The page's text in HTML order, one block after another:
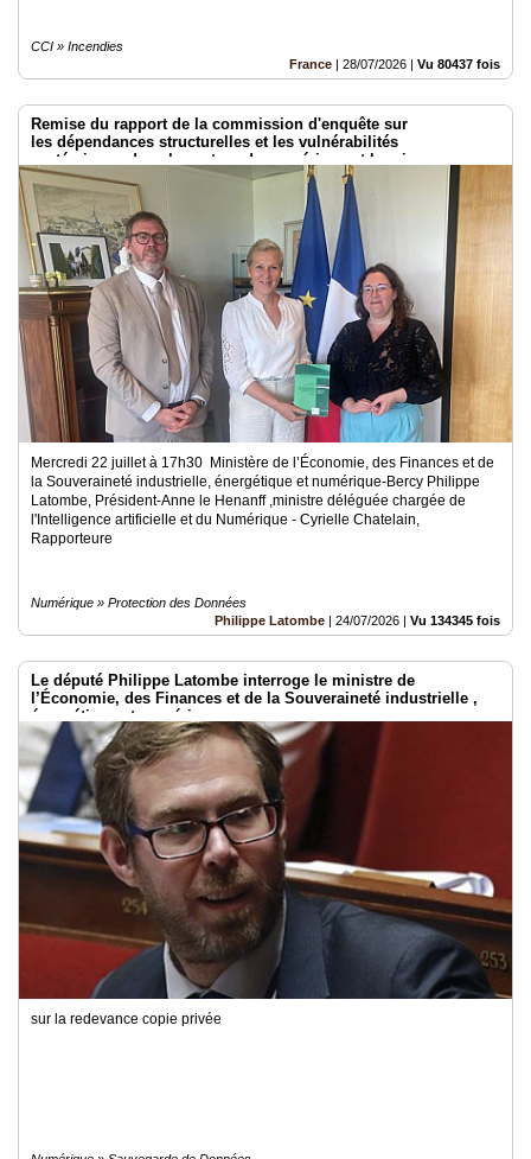
CCI » Incendies
France | 28/07/2026 | Vu 80437 fois
Remise du rapport de la commission d'enquête sur
les dépendances structurelles et les vulnérabilités
systémiques dans le secteur du numérique et les risques pour
l’indépendance de la France
Mercredi 22 juillet à 17h30 Ministère de l’Économie, des Finances et de
la Souveraineté industrielle, énergétique et numérique-Bercy Philippe
Latombe, Président-Anne le Henanff ,ministre déléguée chargée de
l'Intelligence artificielle et du Numérique - Cyrielle Chatelain,
Rapporteure
Numérique » Protection des Données
Philippe Latombe | 24/07/2026 | Vu 134345 fois
Le député Philippe Latombe interroge le ministre de
l’Économie, des Finances et de la Souveraineté industrielle ,
énergétique et numérique
sur la redevance copie privée